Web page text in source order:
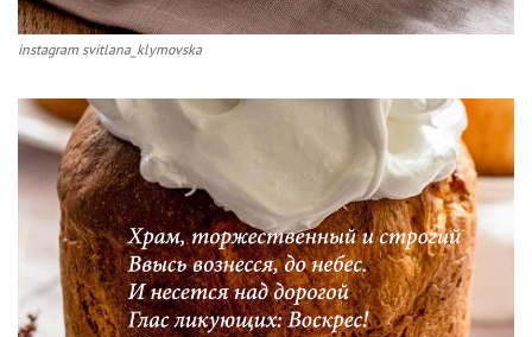
instagram svitlana_klymovska